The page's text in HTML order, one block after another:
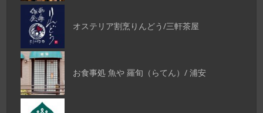
オステリア割烹りんどう/三軒茶屋
お食事処 魚や 羅旬（らてん）/ 浦安